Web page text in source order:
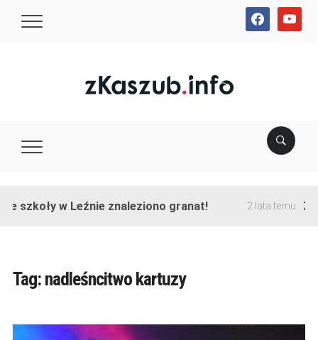
facebookyoutube
szkoły w Leźnie znaleziono granat! 2 lata temu
Tag: nadleśncitwo kartuzy